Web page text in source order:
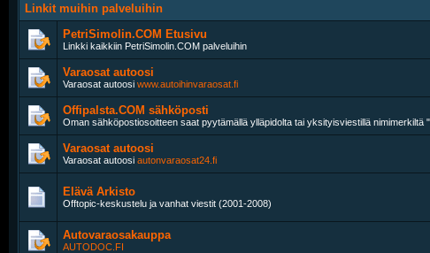
Linkit muihin palveluihin
PetriSimolin.COM Etusivu
Linkki kaikkiin PetriSimolin.COM palveluihin
Varaosat autoosi
Varaosat autoosi www.autoihinvaraosat.fi
Offipalsta.COM sähköposti
Oman sähköpostiosoitteen saat pyytämällä ylläpidolta tai yksityisviestillä nimimerkiltä
Varaosat autoosi
Varaosat autoosi autonvaraosat24.fi
Elävä Arkisto
Offtopic-keskustelu ja vanhat viestit (2001-2008)
Autovaraosakauppa
AUTODOC.FI